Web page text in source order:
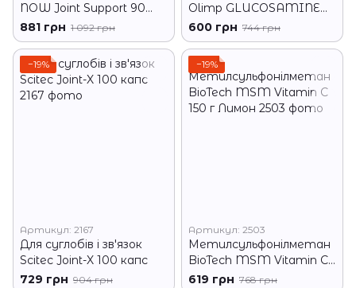
NOW Joint Support 90
капс
881 грн 1 092 грн
Olimp GLUCOSAMINE
PLUS 60 таб
600 грн 744 грн
−19%
Артикул: 2167
Для суглобів і зв'язок
Scitec Joint-X 100 капс
729 грн 904 грн
−19%
Артикул: 2503
Метилсульфонілметан
BioTech MSM Vitamin C
150 г Лимон
619 грн 768 грн